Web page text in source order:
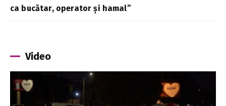
ca bucătar, operator și hamal”
Video